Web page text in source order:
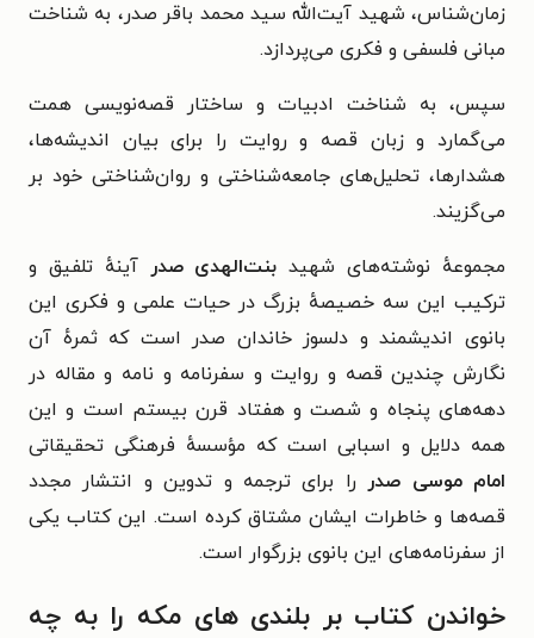
زمان‌شناس، شهید آیت‌الله سید محمد باقر صدر، به شناخت
مبانی فلسفی و فکری می‌پردازد.
سپس، به شناخت ادبیات و ساختار قصه‌نویسی همت
می‌گمارد و زبان قصه و روایت را برای بیان اندیشه‌ها،
هشدارها، تحلیل‌های جامعه‌شناختی و روان‌شناختی خود بر
می‌گزیند.
مجموعهٔ نوشته‌های شهید بنت‌الهدی صدر آینهٔ تلفیق و
ترکیب این سه خصیصهٔ بزرگ در حیات علمی و فکری این
بانوی اندیشمند و دلسوز خاندان صدر است که ثمرهٔ آن
نگارش چندین قصه و روایت و سفرنامه و نامه و مقاله در
دهه‌های پنجاه و شصت و هفتاد قرن بیستم است و این
همه دلایل و اسبابی است که مؤسسهٔ فرهنگی تحقیقاتی
امام موسی صدر را برای ترجمه و تدوین و انتشار مجدد
قصه‌ها و خاطرات ایشان مشتاق کرده است. این کتاب یکی
از سفرنامه‌های این بانوی بزرگوار است.
خواندن کتاب بر بلندی های مکه را به چه